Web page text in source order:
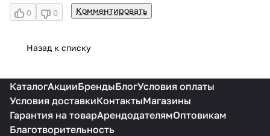
0 0 Комментировать
Назад к списку
КаталогАкцииБрендыБлогУсловия оплаты
Условия доставкиКонтактыМагазины
Гарантия на товарАрендодателямОптовикам
Благотворительность